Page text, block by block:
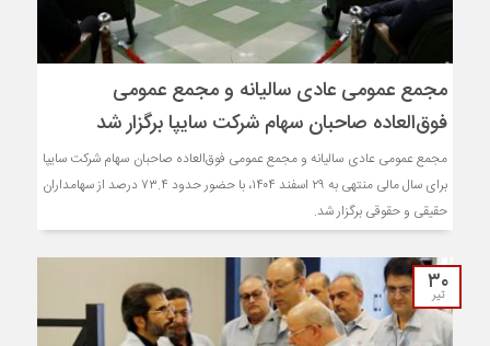
مجمع عمومی عادی سالیانه و مجمع عمومی
فوق‌العاده صاحبان سهام شرکت سایپا برگزار شد
مجمع عمومی عادی سالیانه و مجمع عمومی فوق‌العاده صاحبان سهام شرکت سایپا
برای سال مالی منتهی به ۲۹ اسفند ۱۴۰۴، با حضور حدود ۷۳.۴ درصد از سهامداران
حقیقی و حقوقی برگزار شد.
۳۰
تیر